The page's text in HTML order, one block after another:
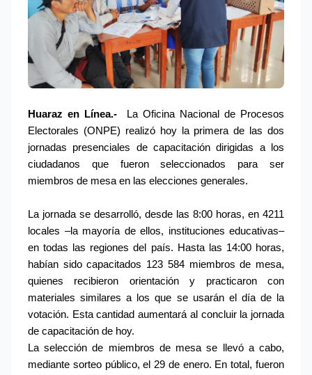
Huaraz en Línea.-
La Oficina Nacional de Procesos
Electorales (ONPE) realizó hoy la primera de las dos
jornadas presenciales de capacitación dirigidas a los
ciudadanos que fueron seleccionados para ser
miembros de mesa en las elecciones generales.
La jornada se desarrolló, desde las 8:00 horas, en 4211
locales –la mayoría de ellos, instituciones educativas–
en todas las regiones del país. Hasta las 14:00 horas,
habían sido capacitados 123 584 miembros de mesa,
quienes recibieron orientación y practicaron con
materiales similares a los que se usarán el día de la
votación. Esta cantidad aumentará al concluir la jornada
de capacitación de hoy.
La selección de miembros de mesa se llevó a cabo,
mediante sorteo público, el 29 de enero. En total, fueron